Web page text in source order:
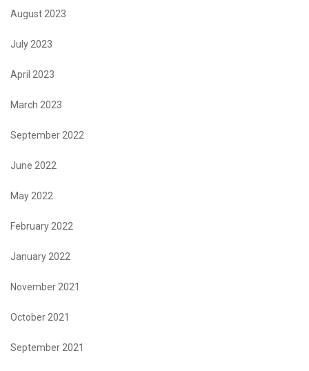
August 2023
July 2023
April 2023
March 2023
September 2022
June 2022
May 2022
February 2022
January 2022
November 2021
October 2021
September 2021